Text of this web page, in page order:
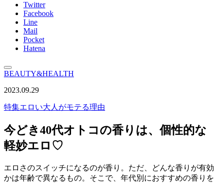
Twitter
Facebook
Line
Mail
Pocket
Hatena
BEAUTY&HEALTH
2023.09.29
特集エロい大人がモテる理由
今どき40代オトコの香りは、個性的な
軽妙エロ♡
エロさのスイッチになるのが香り。ただ、どんな香りが有効
かは年齢で異なるもの。そこで、年代別におすすめの香りを